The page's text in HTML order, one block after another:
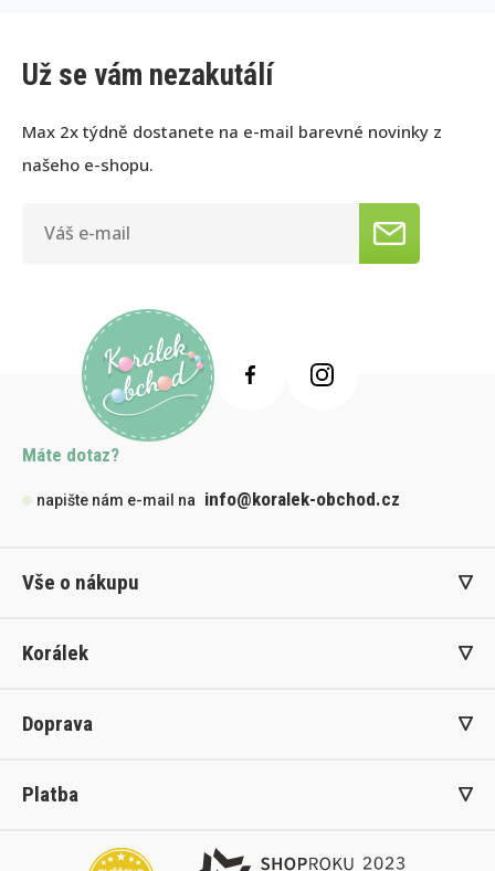
Už se vám nezakutálí
Max 2x týdně dostanete na e-mail barevné novinky z
našeho e-shopu.
Máte dotaz?
napište nám e-mail na info@koralek-obchod.cz
Vše o nákupu
Korálek
Doprava
Platba